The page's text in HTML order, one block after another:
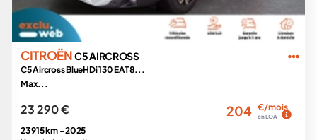
CITROËNC5 AIRCROSS
C5 Aircross BlueHDi 130 EAT8...
Max...
23 290 € 204 €/mois
en LOA
23 915 km -2025